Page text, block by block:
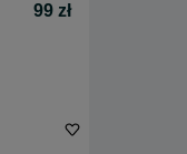
99 zł